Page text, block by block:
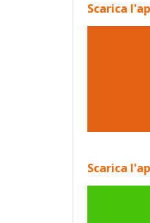
Scarica
Scarica